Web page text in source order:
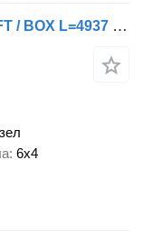
Volvo FH 540 6x4 TANDEM AXLE LIFT / BOX L=4937 mm
6x4